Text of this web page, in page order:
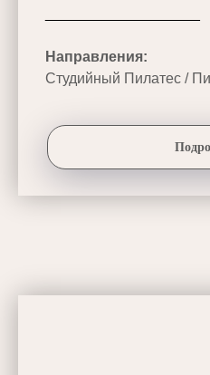
Направления:
Студийный Пилатес /